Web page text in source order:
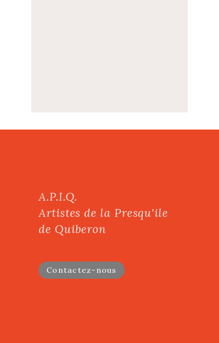
A.P.I.Q.
Artistes de la Presqu'ile
de Quiberon
Contactez-nous